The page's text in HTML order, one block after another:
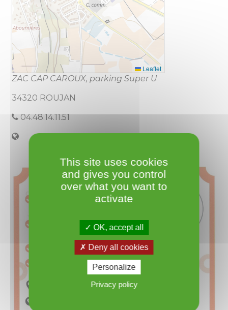
Leaflet
ZAC CAP CAROUX, parking Super U
34320 ROUJAN
04.48.14.11.51
This site uses cookies
and gives you control
over what you want to
activate
OK, accept all
Deny all cookies
Personalize
Privacy policy